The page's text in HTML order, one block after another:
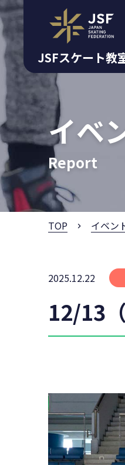
JSFスケート教
イベ
Report
TOP イベン
2025.12.22
12/13